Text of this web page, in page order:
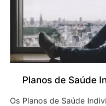
Planos de Saúde
Os Planos de Saúde